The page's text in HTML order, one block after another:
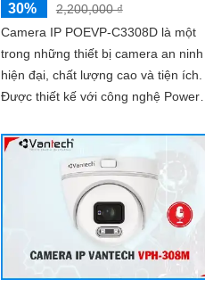
30%
2,200,000 ₫
Camera IP POEVP-C3308D là một
trong những thiết bị camera an ninh
hiện đại, chất lượng cao và tiện ích.
Được thiết kế với công nghệ Power
dữ...